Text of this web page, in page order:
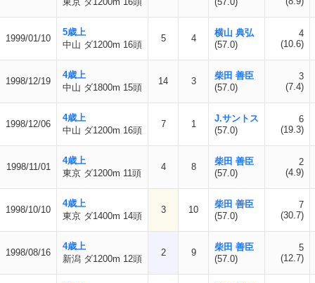
1999/01/10
5歳上
中山 ダ1200m 16頭
5 4
横山 典弘
(57.0)
4
(10.6)
1998/12/19
4歳上
中山 ダ1800m 15頭
14 3
柴田 善臣
(57.0)
3
(7.4)
1998/12/06
4歳上
中山 ダ1200m 16頭
7 1
J.サントス
(57.0)
6
(19.3)
1998/11/01
4歳上
東京 ダ1200m 11頭
4 8
柴田 善臣
(57.0)
2
(4.9)
1998/10/10
4歳上
東京 ダ1400m 14頭
3 10
柴田 善臣
(57.0)
7
(30.7)
1998/08/16
4歳上
新潟 ダ1200m 12頭
2 9
柴田 善臣
(57.0)
5
(12.7)